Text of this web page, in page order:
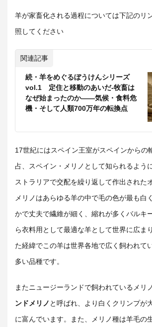
羊が家畜化される過程については下記のリ
照してください
関連記事
続・羊をめぐるぼうけんシリーズ
vol.1 定住と移動のあいだ‐牧畜は
なぜ始まったのか――気候・食料危
機・そして人類700万年の転換点
17世紀にはスペイン王室がスペインからの
占、スペイン・メリノとして知られるよう
ストラリアで交配を繰り返して作出された
メリノはあらゆる羊の中で毛の色が最も白
かで丈夫で繊維が細く、縮れが多くバルキ
ら衣料用として最適な羊として世界に広ま
た経緯でこ の羊は世界各地で広く飼われて
多い品種です。
またニュージーランドで飼われているメリ
ンドメリノ と呼ばれ、より白くクリンプが
に富んでいます。また、メリノ種は羊毛の